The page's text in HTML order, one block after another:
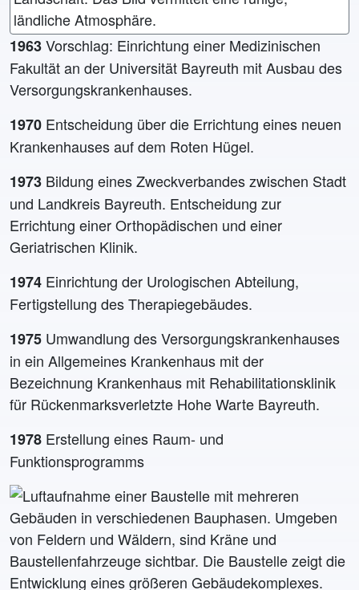
1963Vorschlag: Einrichtung einer Medizinischen
Fakultät an der Universität Bayreuth mit Ausbau des
Versorgungskrankenhauses.
1970 Entscheidung über die Errichtung eines neuen
Krankenhauses auf dem Roten Hügel.
1973 Bildung eines Zweckverbandes zwischen Stadt
und Landkreis Bayreuth. Entscheidung zur
Errichtung einer Orthopädischen und einer
Geriatrischen Klinik.
1974 Einrichtung der Urologischen Abteilung,
Fertigstellung des Therapiegebäudes.
1975 Umwandlung des Versorgungskrankenhauses
in ein Allgemeines Krankenhaus mit der
Bezeichnung Krankenhaus mit Rehabilitationsklinik
für Rückenmarksverletzte Hohe Warte Bayreuth.
1978 Erstellung eines Raum- und
Funktionsprogramms